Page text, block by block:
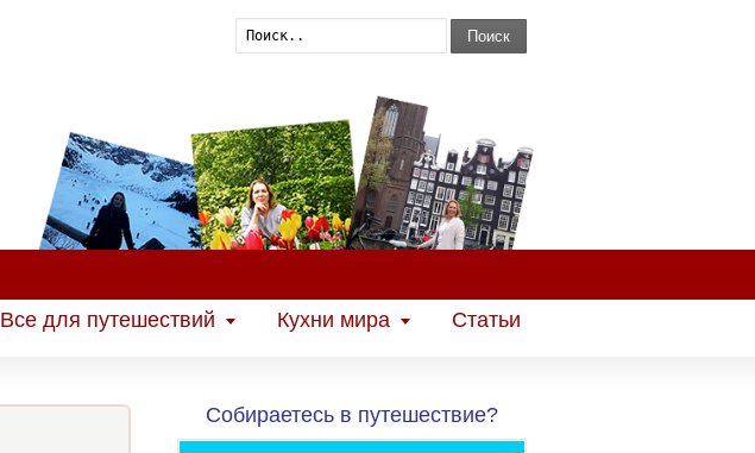
Поиск
Все для путешествий Кухни мира Статьи
Собираетесь в путешествие?